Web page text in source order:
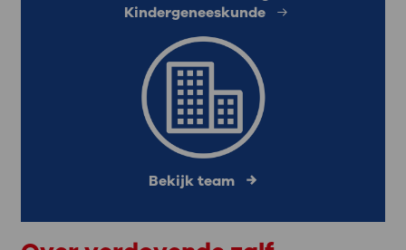
Kindergeneeskunde
Bekijk team